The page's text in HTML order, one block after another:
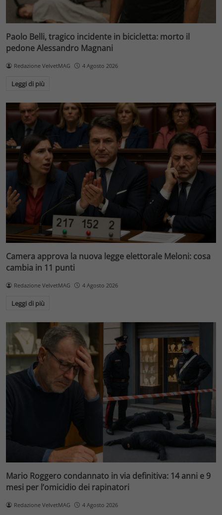
Paolo Belli, tragico incidente in bicicletta: morto il
pedone Alessandro Magnani
Redazione VelvetMAG 4 Agosto 2026
Leggi di più
Camera approva la nuova legge elettorale Meloni: cosa
cambia in 11 punti
Redazione VelvetMAG 4 Agosto 2026
Leggi di più
Mario Roggero condannato in via definitiva: 14 anni e 9
mesi per l’omicidio dei rapinatori
Redazione VelvetMAG 4 Agosto 2026